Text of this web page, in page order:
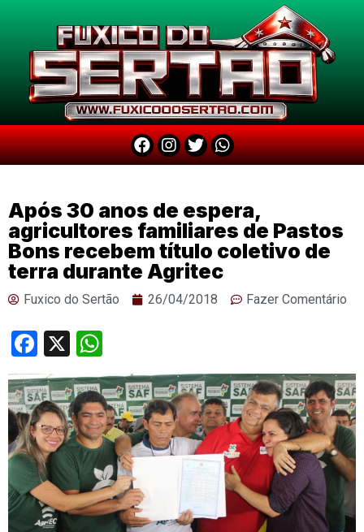
Após 30 anos de espera,
agricultores familiares de Pastos
Bons recebem título coletivo de
terra durante Agritec
Fuxico do Sertão 26/04/2018 Fazer Comentário
Facebook
X